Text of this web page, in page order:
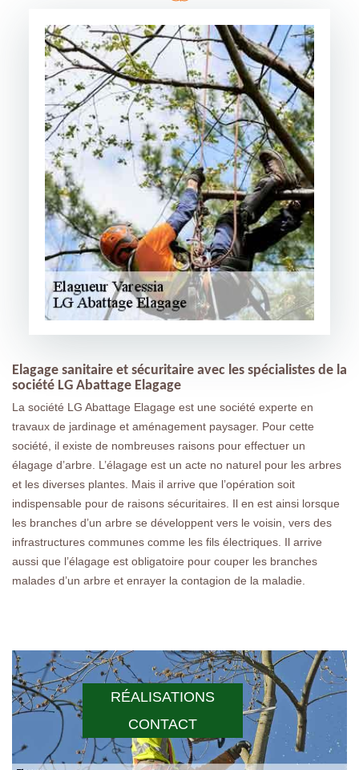
RÉALISATIONS
CONTACT
Elagage sanitaire et sécuritaire avec les spécialistes de la
société LG Abattage Elagage
La société LG Abattage Elagage est une société experte en
travaux de jardinage et aménagement paysager. Pour cette
société, il existe de nombreuses raisons pour effectuer un
élagage d’arbre. L’élagage est un acte no naturel pour les arbres
et les diverses plantes. Mais il arrive que l’opération soit
indispensable pour de raisons sécuritaires. Il en est ainsi lorsque
les branches d’un arbre se développent vers le voisin, vers des
infrastructures communes comme les fils électriques. Il arrive
aussi que l’élagage est obligatoire pour couper les branches
malades d’un arbre et enrayer la contagion de la maladie.